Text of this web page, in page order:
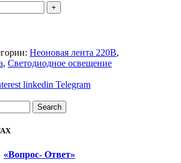
Неоновая лента 220В,
, Светодиодное освещение
linkedin Telegram
Search
«Вопрос- Ответ»